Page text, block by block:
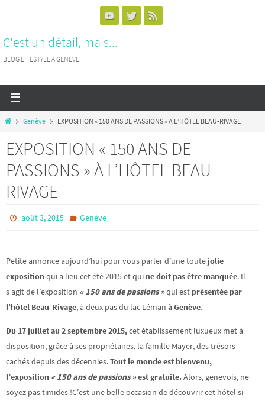
le
contenu
C'est un détail, mais...
BLOG LIFESTYLE À GENÈVE
HomeGenève EXPOSITION « 150 ANS DE PASSIONS » À L’HÔTEL BEAU-RIVAGE
EXPOSITION « 150 ANS DE
PASSIONS » À L’HÔTEL BEAU-
RIVAGE
août 3, 2015 Genève
Petite annonce aujourd’hui pour vous parler d’une toute jolie
expositionqui a lieu cet été 2015 et qui ne doit pas être manquée. Il
s’agit de l’exposition « 150 ans de passions »qui est présentée par
l’hôtel Beau-Rivage, à deux pas du lac Léman à Genève.
Du 17 juillet au 2 septembre 2015,cet établissement luxueux met à
disposition, grâce à ses propriétaires, la famille Mayer, des trésors
cachés depuis des décennies.Tout le monde est bienvenu,
l’exposition « 150 ans de passions »est gratuite.Alors, genevois, ne
soyez pas timides !C’est une belle occasion de découvrir cet hôtel si